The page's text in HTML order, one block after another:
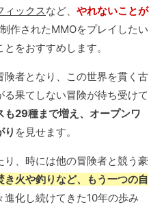
ィックスなど、 やれないことが
作されたMMOをプレイしたい
をおすすめします。
者となり、この世界を貫く古
果てしない冒険が待ち受けて
も29種まで増え、オープンワ
り を見せます。
、時には他の冒険者と競う豪
き火や釣りなど、もう一つの自
進化し続けてきた10年の歩み